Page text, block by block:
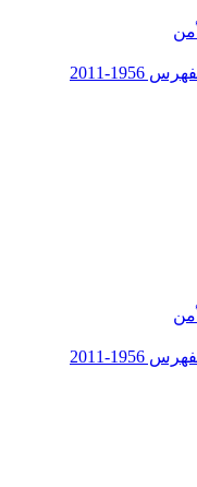
2011
2011